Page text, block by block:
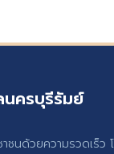
นครบุรีรัมย์
ชนด้วยความรวดเร็ว